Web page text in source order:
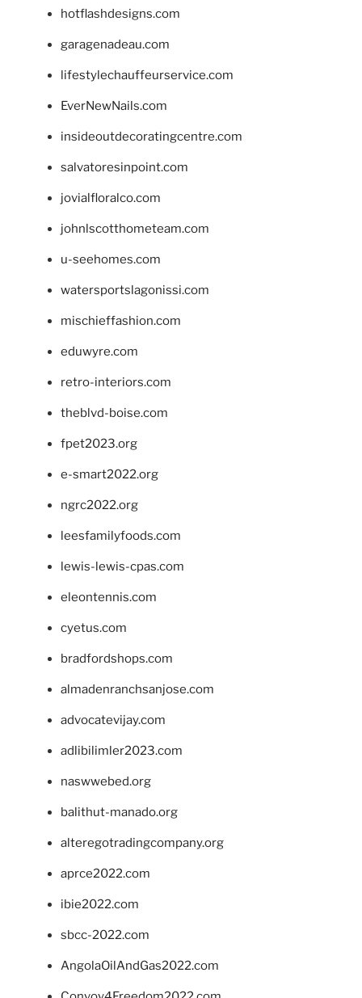
hotflashdesigns.com
garagenadeau.com
lifestylechauffeurservice.com
EverNewNails.com
insideoutdecoratingcentre.com
salvatoresinpoint.com
jovialfloralco.com
johnlscotthometeam.com
u-seehomes.com
watersportslagonissi.com
mischieffashion.com
eduwyre.com
retro-interiors.com
theblvd-boise.com
fpet2023.org
e-smart2022.org
ngrc2022.org
leesfamilyfoods.com
lewis-lewis-cpas.com
eleontennis.com
cyetus.com
bradfordshops.com
almadenranchsanjose.com
advocatevijay.com
adlibilimler2023.com
naswwebed.org
balithut-manado.org
alteregotradingcompany.org
aprce2022.com
ibie2022.com
sbcc-2022.com
AngolaOilAndGas2022.com